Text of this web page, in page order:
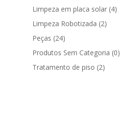
Limpeza em placa solar (4)
Limpeza Robotizada (2)
Peças (24)
Produtos Sem Categoria (0)
Tratamento de piso (2)